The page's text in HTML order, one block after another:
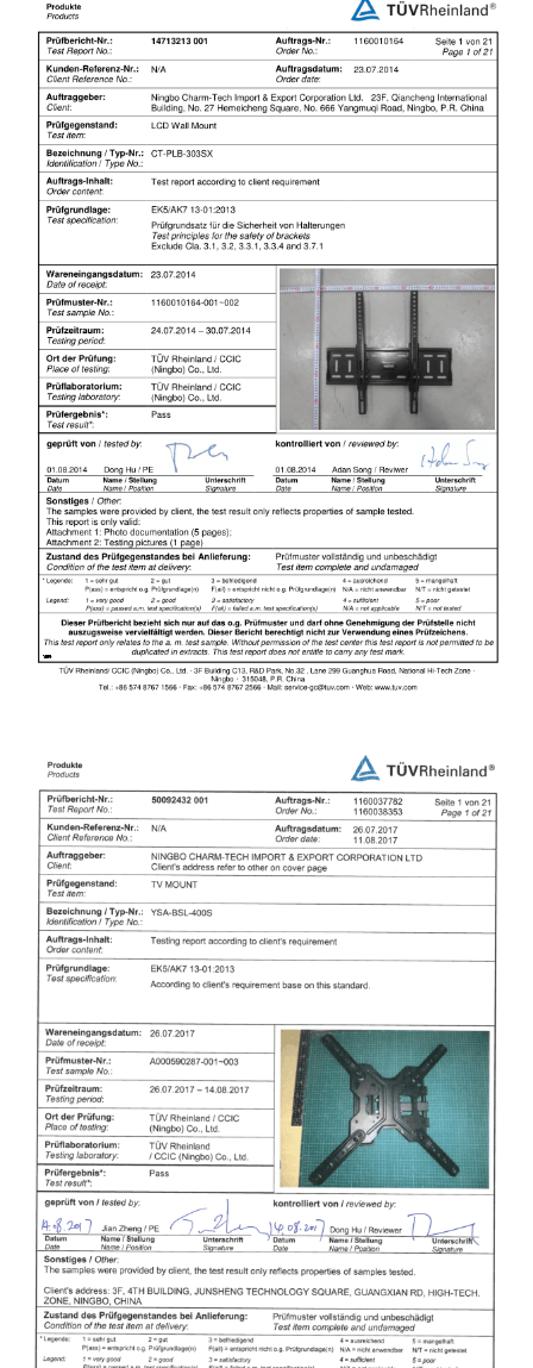
هویت خودت را انتخاب کن
من هستم
مشتری CHARM
هویت خود را تأیید کنید
لطفاً آدرس ایمیل فعلی محل کار خود را در زیر وارد کنید تا تأیید
× ارسال درخواست